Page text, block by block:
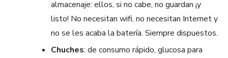
almacenaje: ellos, si no cabe, no guardan ¡y
listo! No necesitan wifi, no necesitan Internet y
no se les acaba la batería. Siempre dispuestos.
Chuches: de consumo rápido, glucosa para